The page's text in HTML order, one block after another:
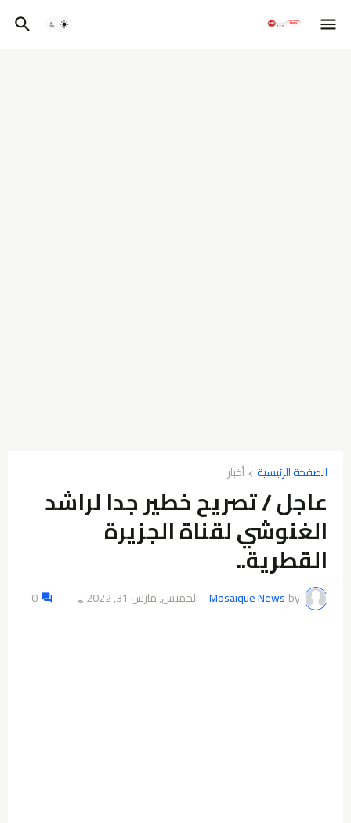
الصفحة الرئيسية أخبار
عاجل / تصريح خطير جدا لراشد
الغنوشي لقناة الجزيرة
القطرية..
by
Mosaique News
- الخميس, مارس 31, 2022 👁️
0